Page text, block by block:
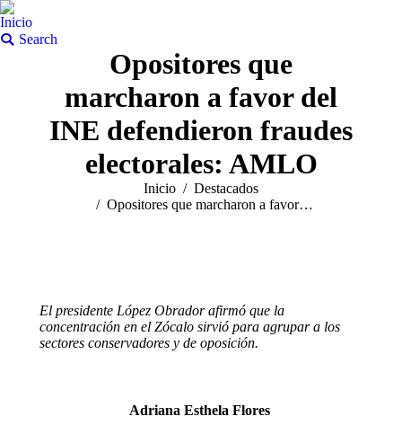
Inicio
Buscar:
Search
Opositores que
marcharon a favor del
INE defendieron fraudes
electorales: AMLO
Inicio
Destacados
Opositores que marcharon a favor…
El presidente López Obrador afirmó que la
concentración en el Zócalo sirvió para agrupar a los
sectores conservadores y de oposición.
Adriana Esthela Flores